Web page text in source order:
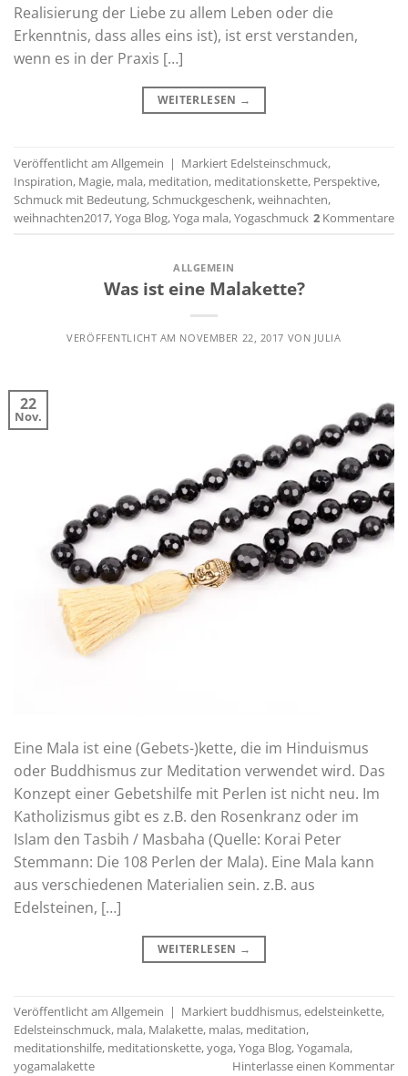
Realisierung der Liebe zu allem Leben oder die
Erkenntnis, dass alles eins ist), ist erst verstanden,
wenn es in der Praxis […]
WEITERLESEN →
Veröffentlicht am Allgemein | Markiert Edelsteinschmuck,
Inspiration, Magie, mala, meditation, meditationskette, Perspektive,
Schmuck mit Bedeutung,Schmuckgeschenk,weihnachten,
weihnachten2017,Yoga Blog,Yoga mala,Yogaschmuck 2 Kommentare
ALLGEMEIN
Was ist eine Malakette?
VERÖFFENTLICHT AM NOVEMBER 22, 2017 VON JULIA
22
Nov.
Eine Mala ist eine (Gebets-)kette, die im Hinduismus
oder Buddhismus zur Meditation verwendet wird. Das
Konzept einer Gebetshilfe mit Perlen ist nicht neu. Im
Katholizismus gibt es z.B. den Rosenkranz oder im
Islam den Tasbih / Masbaha (Quelle: Korai Peter
Stemmann: Die 108 Perlen der Mala). Eine Mala kann
aus verschiedenen Materialien sein. z.B. aus
Edelsteinen, […]
WEITERLESEN →
Veröffentlicht am Allgemein | Markiert buddhismus,edelsteinkette,
Edelsteinschmuck, mala, Malakette, malas, meditation,
meditationshilfe, meditationskette,yoga,Yoga Blog,Yogamala,
yogamalakette
Hinterlasse einen Kommentar